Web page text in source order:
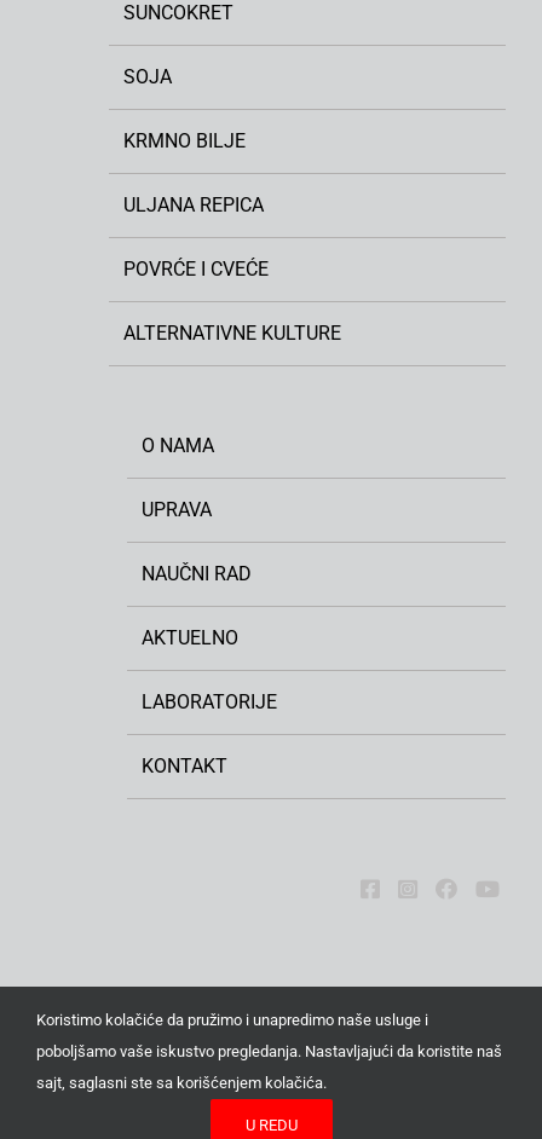
SUNCOKRET
SOJA
KRMNO BILJE
ULJANA REPICA
POVRĆE I CVEĆE
ALTERNATIVNE KULTURE
O NAMA
UPRAVA
NAUČNI RAD
AKTUELNO
LABORATORIJE
KONTAKT
Sva prava zadržana © 2026. Institut za ratarstvo i
povrtarstvo, Novi Sad | Institut od nacionalnog značaja za
Republiku Srbiju
Koristimo kolačiće da pružimo i unapredimo naše usluge i
poboljšamo vaše iskustvo pregledanja. Nastavljajući da koristite naš
sajt, saglasni ste sa korišćenjem kolačića.
U REDU